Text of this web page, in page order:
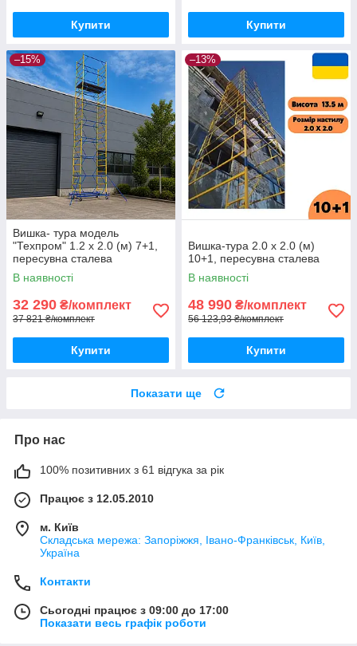
Купити Купити
–15%
Вишка- тура модель
"Техпром" 1.2 х 2.0 (м) 7+1,
пересувна сталева
В наявності
32 290 ₴/комплект
37 821 ₴/комплект
Купити
–13%
Вишка-тура 2.0 х 2.0 (м)
10+1, пересувна сталева
В наявності
48 990 ₴/комплект
56 123,93 ₴/комплект
Купити
Показати ще
Про нас
100% позитивних з 61 відгука за рік
Працює з 12.05.2010
м. Київ
Складська мережа: Запоріжжя, Івано-Франківськ, Київ,
Україна
Контакти
Сьогодні працює з 09:00 до 17:00
Показати весь графік роботи